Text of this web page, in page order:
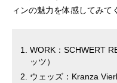
ィンの魅力を体感してみて
WORK：SCHWERT
ッツ）
ウェッズ：Kranza